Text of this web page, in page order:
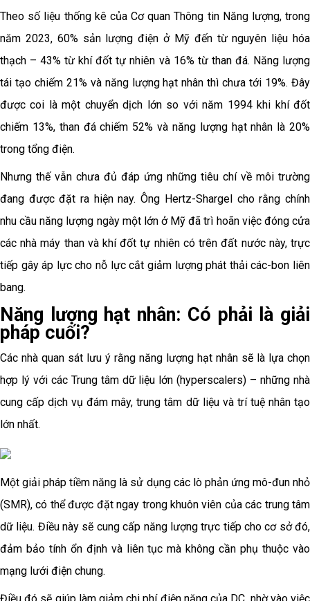
Theo số liệu thống kê của Cơ quan Thông tin Năng lượng, trong
năm 2023, 60% sản lượng điện ở Mỹ đến từ nguyên liệu hóa
thạch – 43% từ khí đốt tự nhiên và 16% từ than đá. Năng lượng
tái tạo chiếm 21% và năng lượng hạt nhân thì chưa tới 19%. Đây
được coi là một chuyển dịch lớn so với năm 1994 khi khí đốt
chiếm 13%, than đá chiếm 52% và năng lượng hạt nhân là 20%
trong tổng điện.
Nhưng thế vẫn chưa đủ đáp ứng những tiêu chí về môi trường
đang được đặt ra hiện nay. Ông Hertz-Shargel cho rằng chính
nhu cầu năng lượng ngày một lớn ở Mỹ đã trì hoãn việc đóng cửa
các nhà máy than và khí đốt tự nhiên có trên đất nước này, trực
tiếp gây áp lực cho nỗ lực cắt giảm lượng phát thải các-bon liên
bang.
Năng lượng hạt nhân: Có phải là giải
pháp cuối?
Các nhà quan sát lưu ý rằng năng lượng hạt nhân sẽ là lựa chọn
hợp lý với các Trung tâm dữ liệu lớn (hyperscalers) – những nhà
cung cấp dịch vụ đám mây, trung tâm dữ liệu và trí tuệ nhân tạo
lớn nhất.
Một giải pháp tiềm năng là sử dụng các lò phản ứng mô-đun nhỏ
(SMR), có thể được đặt ngay trong khuôn viên của các trung tâm
dữ liệu. Điều này sẽ cung cấp năng lượng trực tiếp cho cơ sở đó,
đảm bảo tính ổn định và liên tục mà không cần phụ thuộc vào
mạng lưới điện chung.